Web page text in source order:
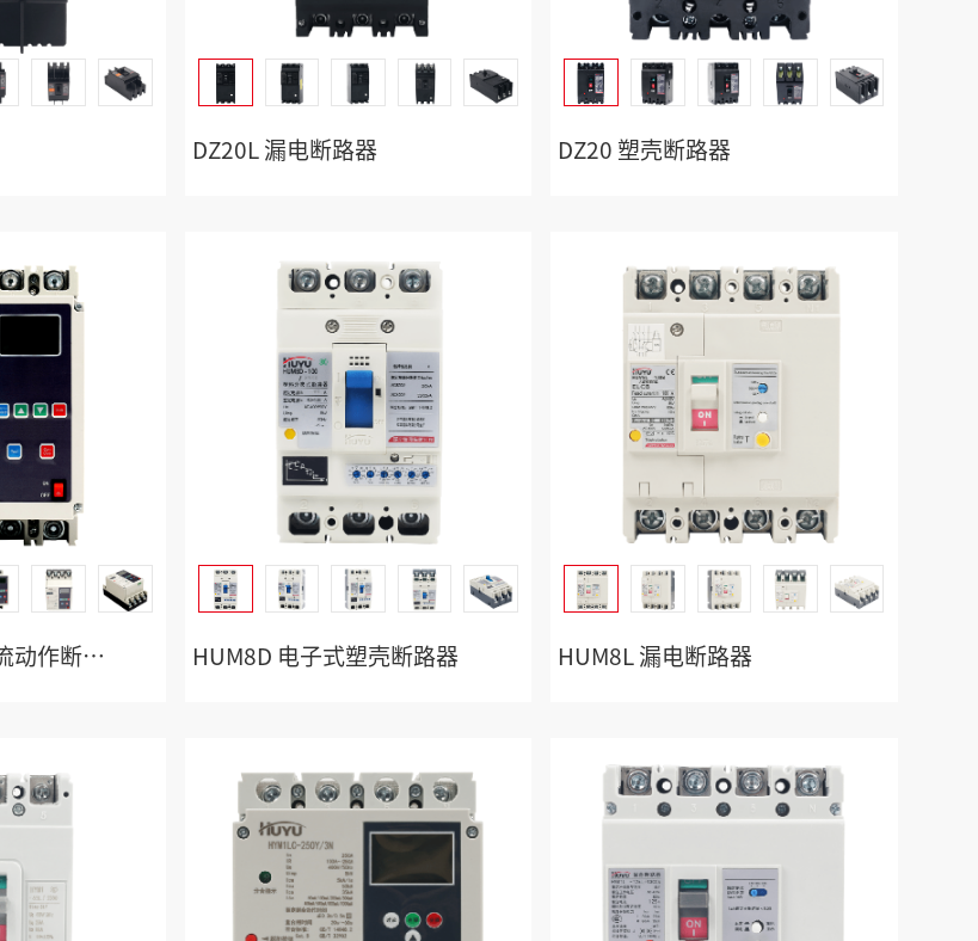
DZ20L 漏电断路器 DZ20 塑壳断路器
HUM2DL 剩余电流动作断路器 HUM8D 电子式塑壳断路器 HUM8L 漏电断路器